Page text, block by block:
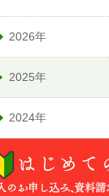
2026年
2025年
2024年